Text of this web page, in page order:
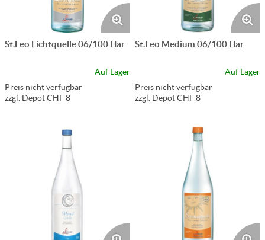
St.Leo Lichtquelle 06/100 Har
Auf Lager
Preis nicht verfügbar
zzgl. Depot CHF 8
St.Leo Medium 06/100 Har
Auf Lager
Preis nicht verfügbar
zzgl. Depot CHF 8